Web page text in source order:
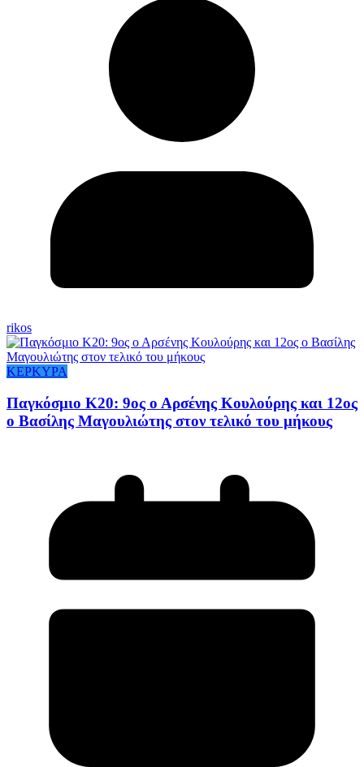
rikos
ΚΕΡΚΥΡΑ
Παγκόσμιο Κ20: 9ος ο Αρσένης Κουλούρης και 12ος
ο Βασίλης Μαγουλιώτης στον τελικό του μήκους